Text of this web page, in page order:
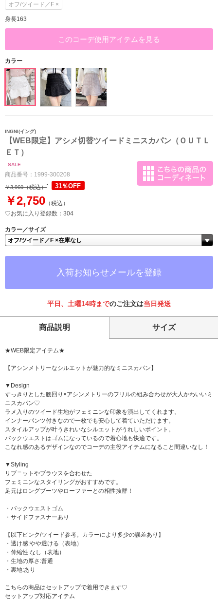
オフ/ツイード／F ×
身長163
このコーデ使用アイテムを見る
カラー
INGNI(イング)
【WEB限定】アシメ切替ツイードミニスカパン（ＯＵＴＬ
ＥＴ）
SALE
商品番号： 1999-300208
￥3,960（税込） 31％OFF
￥2,750 （税込）
♡お気に入り登録数：304
カラー／サイズ
入荷お知らせメールを登録
平日、土曜14時までのご注文は当日発送
商品説明 サイズ
★WEB限定アイテム★
【アシンメトリーなシルエットが魅力的なミニスカパン】
▼Design
すっきりとした腰回り×アシンメトリーのフリルの組み合わせが大人かわいいミ
ニスカパン♡
ラメ入りのツイード生地がフェミニンな印象を演出してくれます。
インナーパンツ付きなので一枚でも安心して着ていただけます。
スタイルアップが叶うきれいなシルエットがうれしいポイント。
バックウエストはゴムになっているので着心地も快適です。
こなれ感のあるデザインなのでコーデの主役アイテムになること間違いなし！
▼Styling
リブニットやブラウスを合わせた
フェミニンなスタイリングがおすすめです。
足元はロングブーツやローファーとの相性抜群！
・バックウエストゴム
・サイドファスナーあり
【以下ピンク/ツイード参考。カラーにより多少の誤差あり】
・透け感:やや透ける（表地）
・伸縮性:なし（表地）
・生地の厚さ:普通
・裏地:あり
こちらの商品はセットアップで着用できます♡
セットアップ対応アイテム